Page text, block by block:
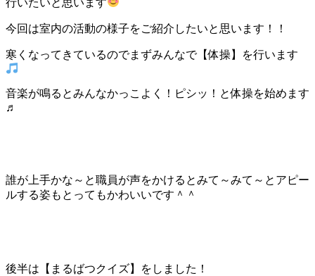
今回は室内の活動の様子をご紹介したいと思います！！
寒くなってきているのでまずみんなで【体操】を行います
音楽が鳴るとみんなかっこよく！ピシッ！と体操を始めます
♬
誰が上手かな～と職員が声をかけるとみて～みて～とアピー
ルする姿もとってもかわいいです＾＾
後半は【まるばつクイズ】をしました！